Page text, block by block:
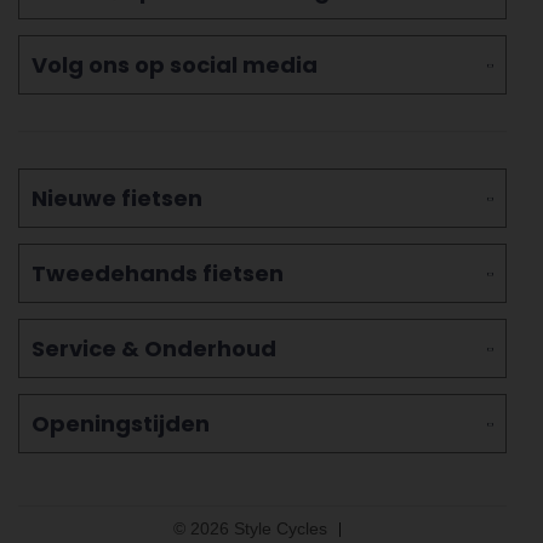
Volg ons op social media
Nieuwe fietsen
Tweedehands fietsen
Service & Onderhoud
Openingstijden
© 2026 Style Cycles